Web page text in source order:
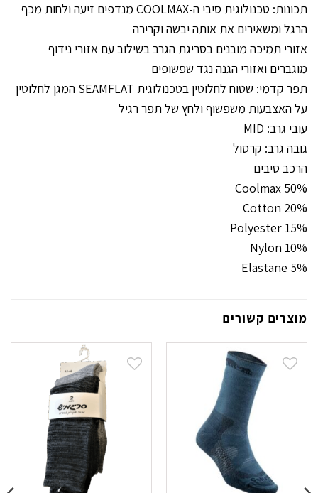
תכונות: טכנולוגית סיבי ה-COOLMAX מנדפים זיעה ולחות מכף
הרגל ומשאירים את אותה יבשה וקרירה
אזורי תמיכה מובנים בסריגת הגרב בשילוב עם אזורי נידוף
מוגברים ואזורי הגנה נגד שפשופים
תפר קדמי: שטוח לחלוטין בטכנולוגית SEAMFLAT המגן לחלוטין
על האצבעות משפשוף ולחץ של תפר רגיל
עובי גרב: MID
גובה גרב: קרסול
הרכב סיבים
Coolmax 50%
20% Cotton
15% Polyester
10% Nylon
5% Elastane
מוצרים קשורים